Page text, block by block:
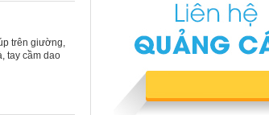
trên giường,
tay cầm dao